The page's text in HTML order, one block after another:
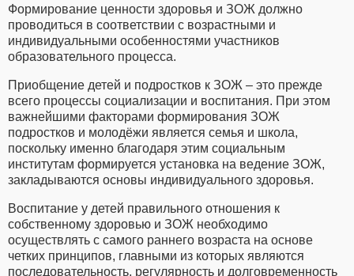
Формирование ценности здоровья и ЗОЖ должно
проводиться в соответствии с возрастными и
индивидуальными особенностями участников
образовательного процесса.
Приобщение детей и подростков к ЗОЖ – это прежде
всего процессы социализации и воспитания. При этом
важнейшими факторами формирования ЗОЖ
подростков и молодёжи является семья и школа,
поскольку именно благодаря этим социальным
институтам формируется установка на ведение ЗОЖ,
закладываются основы индивидуального здоровья.
Воспитание у детей правильного отношения к
собственному здоровью и ЗОЖ необходимо
осуществлять с самого раннего возраста на основе
четких принципов, главными из которых являются
последовательность, регулярность и долговременность